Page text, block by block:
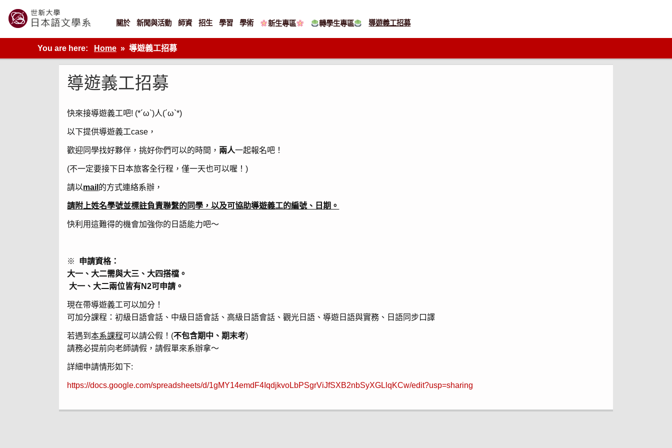
content
世新大學教學單位的網站
關於 新聞與活動 師資 招生 學習 學術 新生專區 轉學生專區 導遊義工招募
You are here: Home 導遊義工招募
導遊義工招募
快來接導遊義工吧! (*´ω`)人(´ω`*)
以下提供導遊義工case，
歡迎同學找好夥伴，挑好你們可以的時間， 兩人一起報名吧！
(不一定要接下日本旅客全行程，僅一天也可以喔！)
請以mail 的方式連絡系辦，
請附上姓名學號並標註負責聯繫的同學，以及可協助導遊義工的編號、日期。
快利用這難得的機會加強你的日語能力吧～
※ 申請資格：
大一、大二需與大三、大四搭檔。
大一、大二兩位皆有N2可申請。
現在帶導遊義工可以加分！
可加分課程：初級日語會話、中級日語會話、高級日語會話、觀光日語、導遊日語與實務、日語同步口譯
若遇到本系課程可以請公假！(不包含期中、期末考)
請務必提前向老師請假，請假單來系辦拿～
詳細申請情形如下:
https://docs.google.com/spreadsheets/d/1gMY14emdF4IqdjkvoLbPSgrViJfSXB2nbSyXGLlqKCw/edit?usp=sharing